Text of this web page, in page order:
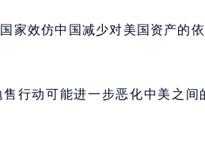
家效仿中国减少对美国资产的
行动可能进一步恶化中美之